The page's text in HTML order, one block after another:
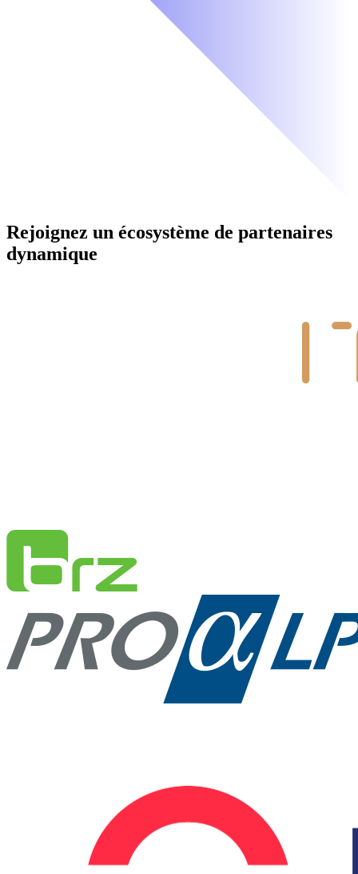
Rejoignez un écosystème de partenaires
dynamique